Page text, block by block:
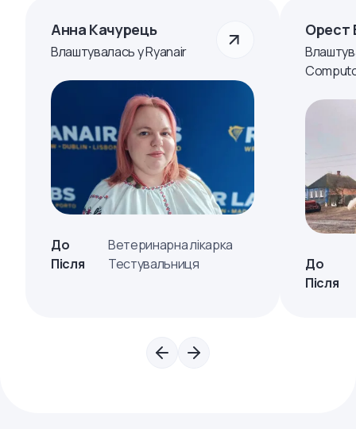
Анна Качурець
Влаштувалась у Ryanair
До
Ветеринарна лікарка
Після
Тестувальниця
Орест
До
Після